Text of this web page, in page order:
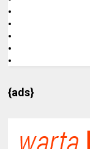
{ads}